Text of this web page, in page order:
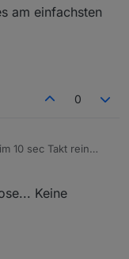
am einfachsten
0
10 sec Takt rein
Keine